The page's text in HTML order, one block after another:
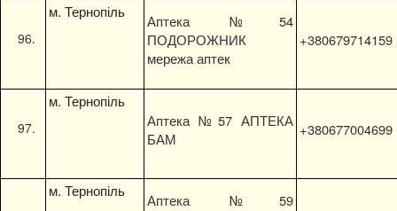
м. Тернопіль
Аптека №54
ПОДОРОЖНИК
мережа аптек
+380679714159
м. Тернопіль
Аптека №57 АПТЕКА
БАМ
+380677004699
м. Тернопіль
Аптека №59